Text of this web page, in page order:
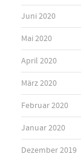
Juni 2020
Mai 2020
April 2020
März 2020
Februar 2020
Januar 2020
Dezember 2019